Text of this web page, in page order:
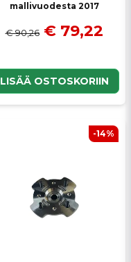
mallivuodesta 2017
€ 90,26 € 79,22
LISÄÄ OSTOSKORIIN
-14%